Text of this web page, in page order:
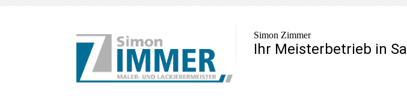
Simon Zimmer
Ihr Meisterbetrieb in